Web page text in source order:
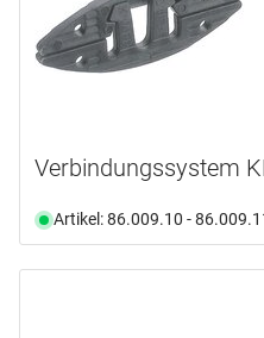
Verbindungssystem
Artikel: 86.009.10 -